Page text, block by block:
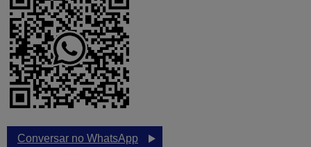
Conversar no WhatsApp